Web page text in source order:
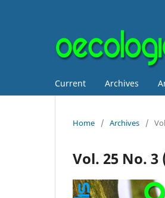
Current Archives
Home / Archives /
Vol. 25 No.